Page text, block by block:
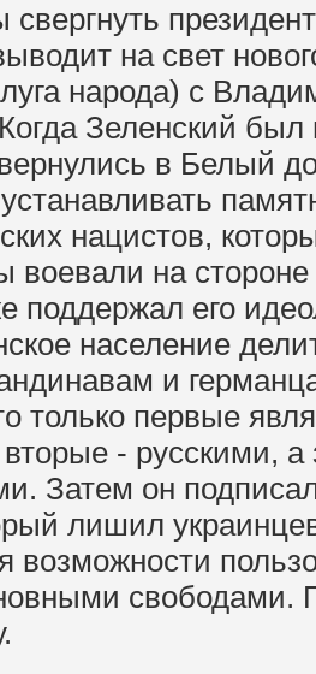
свергнуть
на свет
народа) с
Зеленский
в Белый
нацистов,
воевали на
поддержал его
население
и
только первые
- русскими, а
Затем он
лишил
возможности
свободами.